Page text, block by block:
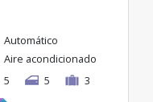
con
día.
Automático
Aire acondicionado
5
5 3